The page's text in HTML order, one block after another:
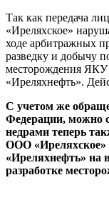
Так как передача
«Иреляхское»
ходе арбитражных
разведку и добычу
месторождения
«Иреляхнефть».
С учетом же
Федерации, можно
недрами теперь
ООО «Иреляхское»
«Иреляхнефть» на
разработке